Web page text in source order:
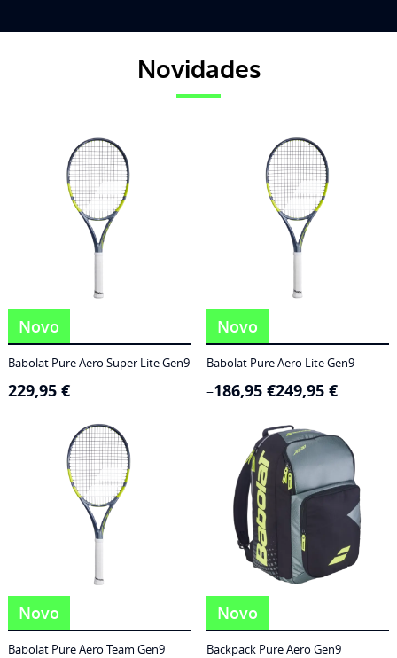
Novidades
Novo
Babolat Pure Aero Super Lite Gen9
229,95 €
Novo
Babolat Pure Aero Lite Gen9
186,95 €
– 249,95 €
Price
range:
249,95 €
Novo
Babolat Pure Aero Team Gen9
Novo
Backpack Pure Aero Gen9